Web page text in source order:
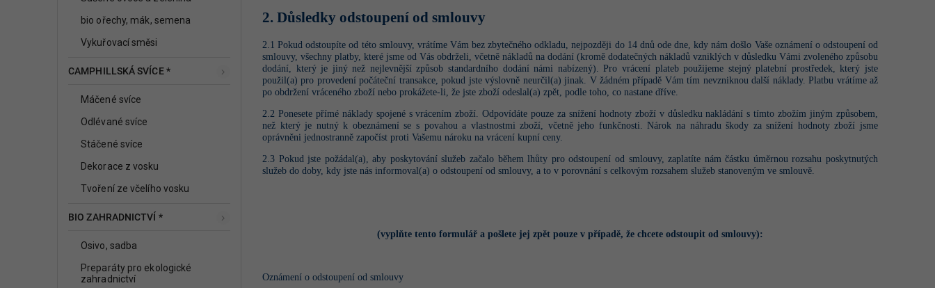
bio ořechy, mák, semena
Vykuřovací směsi
CAMPHILLSKÁ SVÍCE *
Máčené svíce
Odlévané svíce
Stáčené svíce
Dekorace z vosku
Tvoření ze včelího vosku
BIO ZAHRADNICTVÍ *
Osivo, sadba
Preparáty pro ekologické
zahradnictví
2. Důsledky odstoupení od smlouvy
2.1 Pokud odstoupíte od této smlouvy, vrátíme Vám bez zbytečného odkladu, nejpozději do 14 dnů ode dne, kdy nám došlo Vaše oznámení o odstoupení od
smlouvy, všechny platby, které jsme od Vás obdrželi, včetně nákladů na dodání (kromě dodatečných nákladů vzniklých v důsledku Vámi zvoleného způsobu
dodání, který je jiný než nejlevnější způsob standardního dodání námi nabízený). Pro vrácení plateb použijeme stejný platební prostředek, který jste
použil(a) pro provedení počáteční transakce, pokud jste výslovně neurčil(a) jinak. V žádném případě Vám tím nevzniknou další náklady. Platbu vrátíme až
po obdržení vráceného zboží nebo prokážete-li, že jste zboží odeslal(a) zpět, podle toho, co nastane dříve.
2.2 Ponesete přímé náklady spojené s vrácením zboží . Odpovídáte pouze za snížení hodnoty zboží v důsledku nakládání s tímto zbožím jiným způsobem,
než který je nutný k obeznámení se s povahou a vlastnostmi zboží, včetně jeho funkčnosti. Nárok na náhradu škody za snížení hodnoty zboží jsme
oprávněni jednostranně započíst proti Vašemu nároku na vrácení kupní ceny.
2.3 Pokud jste požádal(a), aby poskytování služeb začalo během lhůty pro odstoupení od smlouvy, zaplatíte nám částku úměrnou rozsahu poskytnutých
služeb do doby, kdy jste nás informoval(a) o odstoupení od smlouvy, a to v porovnání s celkovým rozsahem služeb stanoveným ve smlouvě.
(vyplňte tento formulář a pošlete jej zpět pouze v případě, že chcete odstoupit od smlouvy):
Oznámení o odstoupení od smlouvy